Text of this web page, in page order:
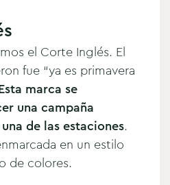
el Corte Inglés. El
fue “ya es primavera
marca se
una campaña
de las estaciones.
en un estilo
de colores.